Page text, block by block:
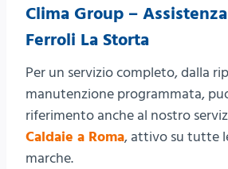
Clima Group –
Ferroli La Storta
Per un servizio completo, dalla
manutenzione programmata,
riferimento anche al nostro
Caldaie a Roma, attivo su tutte
marche.